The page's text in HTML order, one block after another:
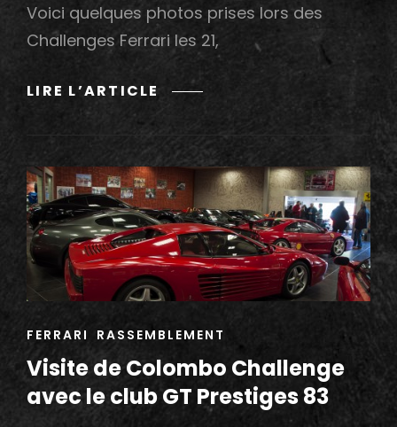
Voici quelques photos prises lors des
Challenges Ferrari les 21,
LIRE L’ARTICLE
70
FERRARI
/
FERRARI
CHALLENGE
AU
CIRCUIT
PAUL
RICARD
CAT
LINKS
FERRARI RASSEMBLEMENT
Visite de Colombo Challenge
avec le club GT Prestiges 83